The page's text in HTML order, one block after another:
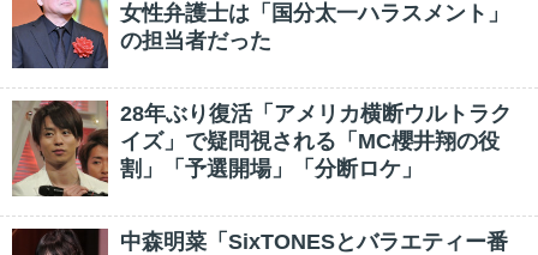
女性弁護士は「国分太一ハラスメント」
の担当者だった
28年ぶり復活「アメリカ横断ウルトラク
イズ」で疑問視される「MC櫻井翔の役
割」「予選開場」「分断ロケ」
中森明菜「SixTONESとバラエティー番